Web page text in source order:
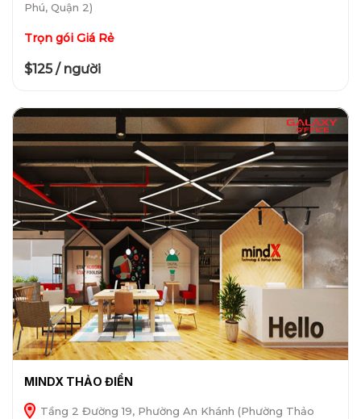
Phú, Quận 2)
Trọn gói Giá Rẻ
$125 / người
MINDX THẢO ĐIỀN
Tầng 2 Đường 19, Phường An Khánh (Phường Thảo